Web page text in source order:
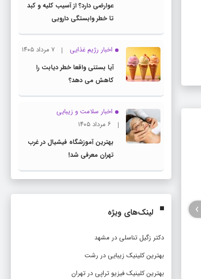
برخی از خواب‌ها نشانه ابتلا به یک
بیماری خطرناک است
›
عوارضی دارد؟ از آسیب کلیه و کبد
تا خطر وابستگی دارویی
اخبار رژیم غذایی
۷ مرداد ۱۴۰۵
آیا بستنی واقعا خطر دیابت را
کاهش می دهد؟
اخبار سلامت و زیبایی
۶ مرداد ۱۴۰۵
بهترین آموزشگاه فیشیال در غرب
تهران معرفی شد!
لینک‌های ویژه
دکتر زگیل تناسلی در مشهد
بهترین کلینیک زیبایی در رشت
بهترین کلینیک فیزیو تراپی در تهران